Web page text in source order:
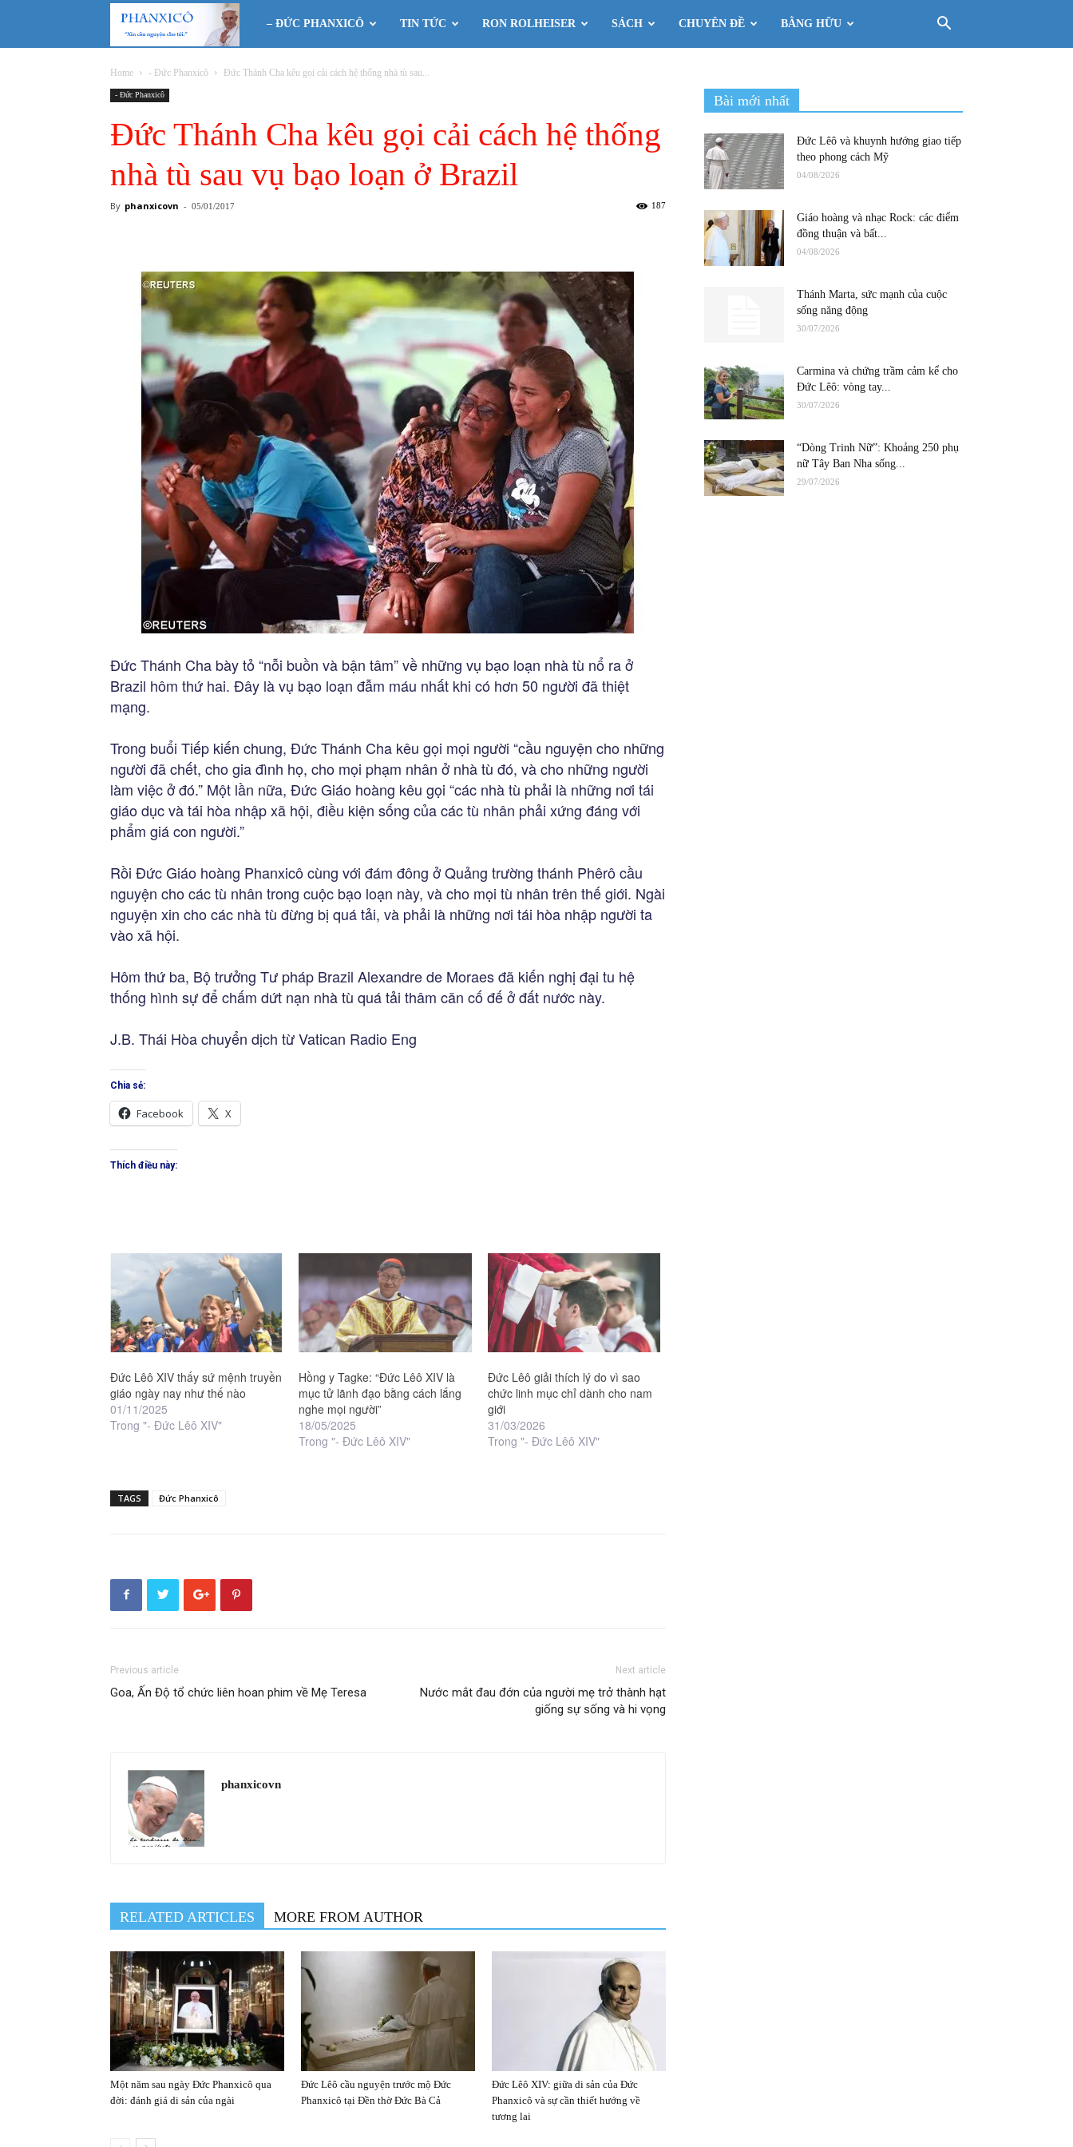
Phanxicô
– ĐỨC PHANXICÔ TIN TỨC RON ROLHEISER SÁCH CHUYÊN ĐỀ BẰNG HỮU
Home - Đức Phanxicô Đức Thánh Cha kêu gọi cải cách hệ thống nhà tù sau...
- Đức Phanxicô
Đức Thánh Cha kêu gọi cải cách hệ thống
nhà tù sau vụ bạo loạn ở Brazil
By phanxicovn - 05/01/2017 187
Đức Thánh Cha bày tỏ “nỗi buồn và bận tâm” về những vụ bạo loạn nhà tù nổ ra ở
Brazil hôm thứ hai. Đây là vụ bạo loạn đẫm máu nhất khi có hơn 50 người đã thiệt
mạng.
Trong buổi Tiếp kiến chung, Đức Thánh Cha kêu gọi mọi người “cầu nguyện cho những
người đã chết, cho gia đình họ, cho mọi phạm nhân ở nhà tù đó, và cho những người
làm việc ở đó.” Một lần nữa, Đức Giáo hoàng kêu gọi “các nhà tù phải là những nơi tái
giáo dục và tái hòa nhập xã hội, điều kiện sống của các tù nhân phải xứng đáng với
phẩm giá con người.”
Rồi Đức Giáo hoàng Phanxicô cùng với đám đông ở Quảng trường thánh Phêrô cầu
nguyện cho các tù nhân trong cuộc bạo loạn này, và cho mọi tù nhân trên thế giới. Ngài
nguyện xin cho các nhà tù đừng bị quá tải, và phải là những nơi tái hòa nhập người ta
vào xã hội.
Hôm thứ ba, Bộ trưởng Tư pháp Brazil Alexandre de Moraes đã kiến nghị đại tu hệ
thống hình sự để chấm dứt nạn nhà tù quá tải thâm căn cố đế ở đất nước này.
J.B. Thái Hòa chuyển dịch từ Vatican Radio Eng
Chia sẻ:
Facebook X
Thích điều này:
Đức Lêô XIV thấy sứ mệnh truyền
giáo ngày nay như thế nào
01/11/2025
Trong "- Đức Lêô XIV"
Hồng y Tagke: “Đức Lêô XIV là
mục tử lãnh đạo bằng cách lắng
nghe mọi người”
18/05/2025
Trong "- Đức Lêô XIV"
Đức Lêô giải thích lý do vì sao
chức linh mục chỉ dành cho nam
giới
31/03/2026
Trong "- Đức Lêô XIV"
TAGS Đức Phanxicô
Previous article
Goa, Ấn Độ tổ chức liên hoan phim về Mẹ Teresa
Next article
Nước mắt đau đớn của người mẹ trở thành hạt
giống sự sống và hi vọng
phanxicovn
RELATED ARTICLES MORE FROM AUTHOR
Một năm sau ngày Đức Phanxicô qua
đời: đánh giá di sản của ngài
Đức Lêô cầu nguyện trước mộ Đức
Phanxicô tại Đền thờ Đức Bà Cả
Đức Lêô XIV: giữa di sản của Đức
Phanxicô và sự cần thiết hướng về
tương lai
Bài mới nhất
Đức Lêô và khuynh hướng giao tiếp
theo phong cách Mỹ
04/08/2026
Giáo hoàng và nhạc Rock: các điểm
đồng thuận và bất...
04/08/2026
Thánh Marta, sức mạnh của cuộc
sống năng động
30/07/2026
Carmina và chứng trầm cảm kể cho
Đức Lêô: vòng tay...
30/07/2026
“Dòng Trinh Nữ”: Khoảng 250 phụ
nữ Tây Ban Nha sống...
29/07/2026